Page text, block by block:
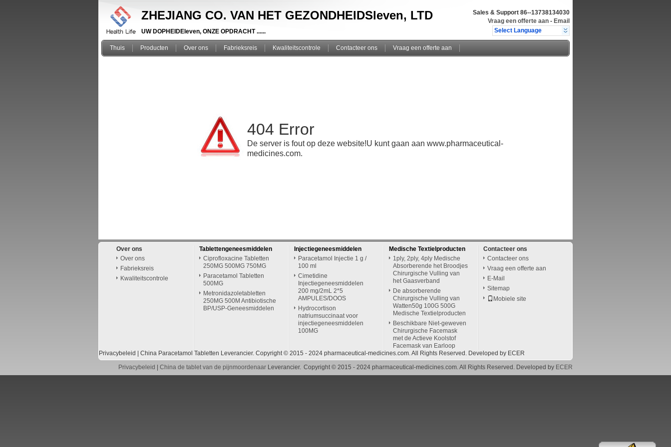
ZHEJIANG CO. VAN HET GEZONDHEIDSleven, LTD
UW DOPHEIDEleven, ONZE OPDRACHT ......
Sales & Support 86--13738134030
Vraag een offerte aan - Email
Select Language
Thuis Producten Over ons Fabrieksreis Kwaliteitscontrole Contacteer ons Vraag een offerte aan
404 Error
De server is fout op deze website!U kunt gaan aan www.pharmaceutical-
medicines.com.
Over ons
Over ons
Fabrieksreis
Kwaliteitscontrole
Tablettengeneesmiddelen
Ciprofloxacine Tabletten
250MG 500MG 750MG
Paracetamol Tabletten
500MG
Metronidazoletabletten
250MG 500M Antibiotische
BP/USP-Geneesmiddelen
Injectiegeneesmiddelen
Paracetamol Injectie 1 g /
100 ml
Cimetidine
Injectiegeneesmiddelen
200 mg/2mL 2*5
AMPULES/DOOS
Hydrocortison
natriumsuccinaat voor
injectiegeneesmiddelen
100MG
Medische Textielproducten
1ply, 2ply, 4ply Medische
Absorberende het Broodjes
Chirurgische Vulling van
het Gaasverband
De absorberende
Chirurgische Vulling van
Watten50g 100G 500G
Medische Textielproducten
Beschikbare Niet-geweven
Chirurgische Facemask
met de Actieve Koolstof
Facemask van Earloop
Contacteer ons
Contacteer ons
Vraag een offerte aan
E-Mail
Sitemap
Mobiele site
Privacybeleid China Paracetamol Tabletten Leverancier. Copyright © 2015 - 2024 pharmaceutical-medicines.com. All Rights Reserved. Developed by ECER
Privacybeleid
China de tablet van de pijnmoordenaar Leverancier. Copyright © 2015 - 2024 pharmaceutical-medicines.com. All Rights Reserved. Developed by ECER